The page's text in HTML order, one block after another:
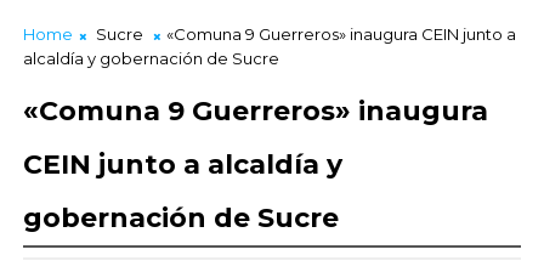
Home Sucre
«Comuna 9 Guerreros» inaugura CEIN junto a
alcaldía y gobernación de Sucre
«Comuna 9 Guerreros» inaugura
CEIN junto a alcaldía y
gobernación de Sucre